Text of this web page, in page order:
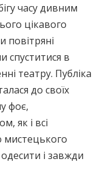
часу дивним
цікавого
повітряні
спуститися в
театру. Публіка
до своїх
фоє,
як і всі
мистецького
і завжди